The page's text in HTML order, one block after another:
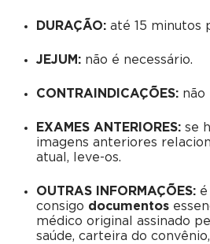
DURAÇÃO:até 15 minutos
JEJUM: não é necessário.
CONTRAINDICAÇÕES: não
EXAMES ANTERIORES:se
imagens anteriores
atual, leve-os.
OUTRAS INFORMAÇÕES:
consigo documentos
médico original assinado
saúde, carteira do